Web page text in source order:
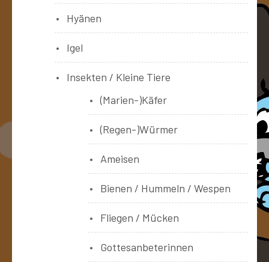
Hyänen
Igel
Insekten / Kleine Tiere
(Marien-)Käfer
(Regen-)Würmer
Ameisen
Bienen / Hummeln / Wespen
Fliegen / Mücken
Gottesanbeterinnen